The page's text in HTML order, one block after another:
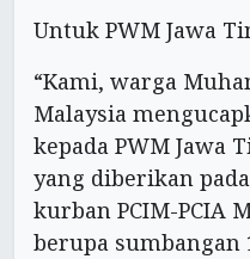
Untuk PWM Jawa
“Kami, warga
Malaysia
kepada PWM Jawa
yang diberikan
kurban PCIM-PCIA
berupa sumbangan